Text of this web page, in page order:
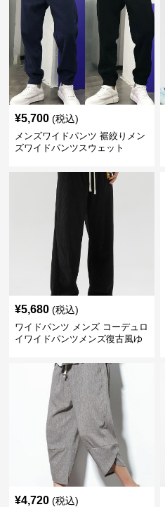
¥5,700 (税込)
メンズワイドパンツ 裾絞りメン
ズワイドパンツスウェット
¥5,680 (税込)
ワイドパンツ メンズ コーデュロ
イワイドパンツメンズ復古風ゆ
¥4,720 (税込)